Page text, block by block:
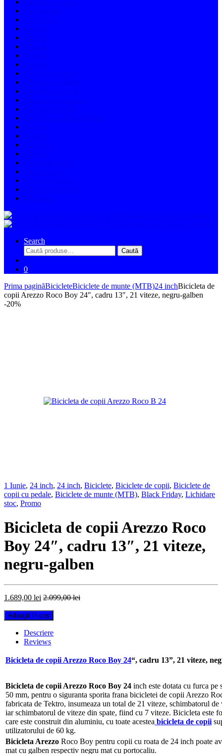
Search
Caută
după:
Caută
0
Prima paginăBicicleteBiciclete de munte (MTB)24 inchBicicleta de
copii Arezzo Roco Boy 24″, cadru 13″, 21 viteze, negru-galben
-20%
1 Iunie, 24 inch, 24 inch, Biciclete, Biciclete de copii, Biciclete de
copii cu pedale, Biciclete de munte (MTB), Black Friday, Lichidare
stoc, Promo
Bicicleta de copii Arezzo Roco
Boy 24″, cadru 13″, 21 viteze,
negru-galben
1.689,00 lei 2.099,00lei
Bicicleta
de
copii
Arezzo
Boy
13",
21
viteze,
negru-
galben
quantity
Adaugă în coș
Descriere
Reviews
Bicicleta de copii Arezzo Roco Boy 24“, cadru 13”, 21 viteze,
Bicicleta de copii Arezzo Roco Boy 24 inch este dotata cu furca pe
50 mm, pentru o siguranta sporita frana bicicletei de copii Arezzo
fabricata de Tektro, insumeaza un total de 21 viteze, schimbatorul
iar schimbatorul de viteze din spate, fiind cu 7 viteze. Bicicleta este
care este construit din aluminiu, cu toate acestea bicicleta de copii
utilizatorului de 60 kg.
Bicicleta Arezzo Roco Boy pentru copii cu roata de 24 inch poate
mat cu galben respectiv negru mat cu portocaliu.